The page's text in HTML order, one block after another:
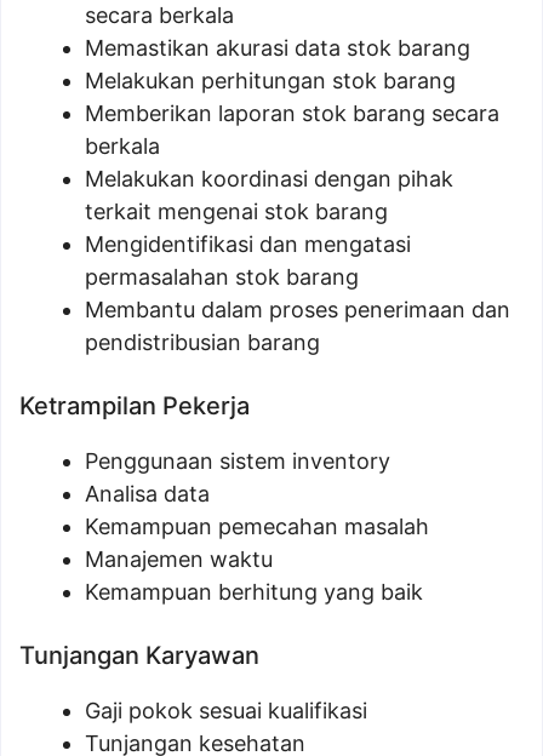
secara berkala
Memastikan akurasi data stok barang
Melakukan perhitungan stok barang
Memberikan laporan stok barang secara
berkala
Melakukan koordinasi dengan pihak
terkait mengenai stok barang
Mengidentifikasi dan mengatasi
permasalahan stok barang
Membantu dalam proses penerimaan dan
pendistribusian barang
Ketrampilan Pekerja
Penggunaan sistem inventory
Analisa data
Kemampuan pemecahan masalah
Manajemen waktu
Kemampuan berhitung yang baik
Tunjangan Karyawan
Gaji pokok sesuai kualifikasi
Tunjangan kesehatan